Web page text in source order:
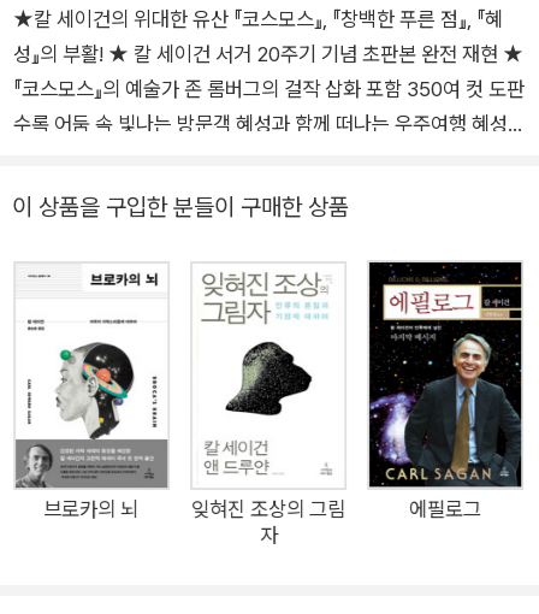
★칼 세이건의 위대한 유산 『코스모스』, 『창백한 푸른 점』, 『혜
성』의 부활! ★ 칼 세이건 서거 20주기 기념 초판본 완전 재현 ★
『코스모스』의 예술가 존 롬버그의 걸작 삽화 포함 350여 컷 도판
수록 어둠 속 빛나는 방문객 혜성과 함께 떠나는 우주여행 혜성을
대학교 천문 우주학과 교수 혜성에 관한 거의 모든 이야기와 과학
자 및 과학 저술가 차디찬 혜성에 50억 년 동안 얼어 있던 삶과
죽음의 이야기가 저자들의 열정 속에 고스란히 담겼다. ― 윤성
철 | 서울 대학교 물리 천문학부 교수 『혜성』은 온갖 상상력으로
나를 흥분하게 하는 책이다. ― 손승우 | 한양 대학교 응용 물리학
과 교수 혜성의 여행을 이해하고자 할 때, 우리의 짧은 여행도 함
께 풍부해질 것이다. ― 정세랑 | SF 작가 바깥 우주를 품고 찾아
와 눈길을 맞추고 떠나는 사절, 혜성과 인류의 외교 기록이 담긴
책 ― 김창규 | SF 작가 2004년 필레(Philae) 탐사 로봇을 태우
고 하늘로 날아오른 유럽 우주국(ESA)의 로제타호(Rosetta)가
이 상품을 구입한 분들이 구매한 상품
브로카의 뇌
잊혀진 조상의 그림
자
에필로그